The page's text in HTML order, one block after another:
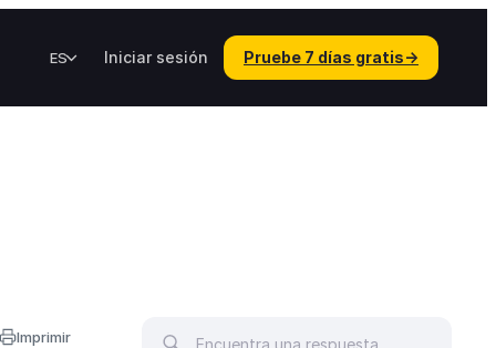
ES Iniciar sesión Pruebe 7 días gratis→
Imprimir